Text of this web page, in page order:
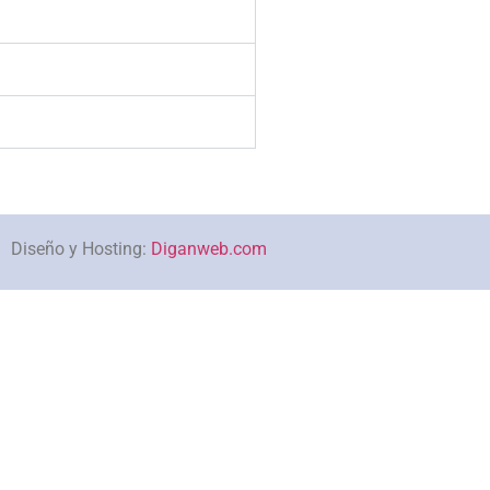
Diseño y Hosting: Diganweb.com